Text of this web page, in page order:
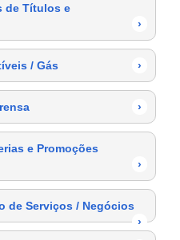
de Títulos e
›
/ Gás ›
›
e Promoções
›
de Serviços / Negócios
›